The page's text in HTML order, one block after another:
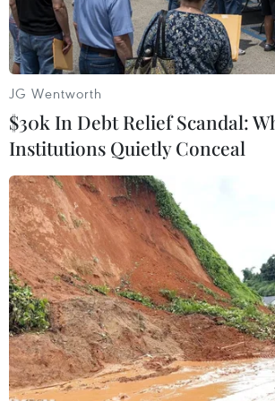
đến Đài Truyền hình Việt Nam
Truyền hình An Viên. Hai đơn
ăng-ten phát sóng trên tháp
nhất miền Bắc mới đi vào sử
Theo đó, người dân Nam Định sẽ
chương trình của Đài tỉnh
VTV cũng bị ảnh hưởng về phát
đổ sập tháp truyền hình Nam Định.
Trong khi đó, theo thông báo của
bão gây đổ sập tháp truyền
làm mất tín hiệu của tất cả các
dụng hạ tầng truyền hình số mặt
tỉnh Thái Bình, Nam Định, Ninh
JG Wentworth
$30k In Debt Relief Scandal:
Institutions Quietly Conceal